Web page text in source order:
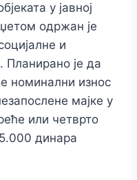
у јавној
одржан је
и
Планирано је да
номинални износ
мајке у
или четврто
динара